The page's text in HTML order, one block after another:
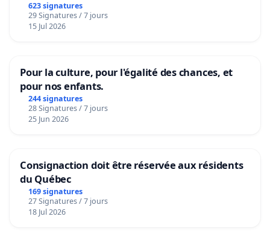
623 signatures
29 Signatures / 7 jours
15 Jul 2026
Pour la culture, pour l'égalité des chances, et
pour nos enfants.
244 signatures
28 Signatures / 7 jours
25 Jun 2026
Consignaction doit être réservée aux résidents
du Québec
169 signatures
27 Signatures / 7 jours
18 Jul 2026